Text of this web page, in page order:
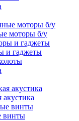
моторы б/у
и гаджеты
винты